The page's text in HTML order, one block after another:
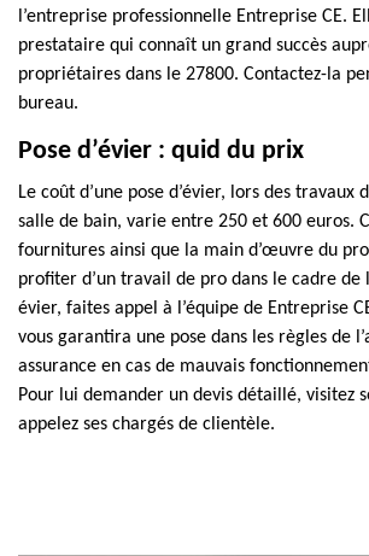
l’entreprise professionnelle Entreprise CE.
prestataire qui connaît un grand succès
propriétaires dans le 27800. Contactez-la
bureau.
Pose d’évier : quid du prix
Le coût d’une pose d’évier, lors des travaux
salle de bain, varie entre 250 et 600 euros.
fournitures ainsi que la main d’œuvre du
profiter d’un travail de pro dans le cadre de
évier, faites appel à l’équipe de Entreprise
vous garantira une pose dans les règles de
assurance en cas de mauvais
Pour lui demander un devis détaillé, visitez
appelez ses chargés de clientèle.